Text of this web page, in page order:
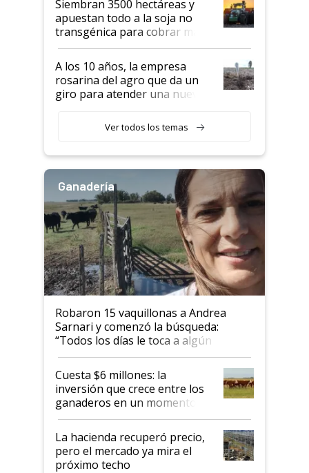
Siembran 3500 hectáreas y
apuestan todo a la soja no
transgénica para cobrar más
por tonelada: compraron un
semillero
A los 10 años, la empresa
rosarina del agro que da un
giro para atender una nueva
Ver todos los temas
Ganadería
Robaron 15 vaquillonas a Andrea
Sarnari y comenzó la búsqueda:
“Todos los días le toca a algún
productor”
Cuesta $6 millones: la
inversión que crece entre los
ganaderos en un momento
histórico para la actividad
La hacienda recuperó precio,
pero el mercado ya mira el
próximo techo